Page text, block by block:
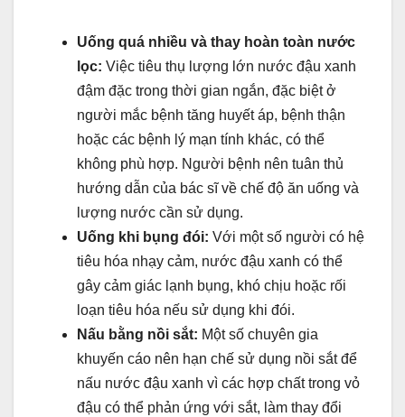
Uống quá nhiều và thay hoàn toàn nước
lọc: Việc tiêu thụ lượng lớn nước đậu xanh
đậm đặc trong thời gian ngắn, đặc biệt ở
người mắc bệnh tăng huyết áp, bệnh thận
hoặc các bệnh lý mạn tính khác, có thể
không phù hợp. Người bệnh nên tuân thủ
hướng dẫn của bác sĩ về chế độ ăn uống và
lượng nước cần sử dụng.
Uống khi bụng đói: Với một số người có hệ
tiêu hóa nhạy cảm, nước đậu xanh có thể
gây cảm giác lạnh bụng, khó chịu hoặc rối
loạn tiêu hóa nếu sử dụng khi đói.
Nấu bằng nồi sắt: Một số chuyên gia
khuyến cáo nên hạn chế sử dụng nồi sắt để
nấu nước đậu xanh vì các hợp chất trong vỏ
đậu có thể phản ứng với sắt, làm thay đổi